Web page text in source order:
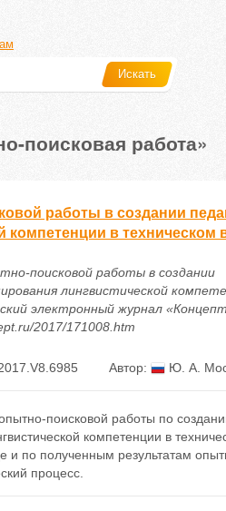
Искать
поисковая работа»
работы в создании
в техническом
поисковой работы в создании
лингвистической
электронный журнал
2017/171008.htm
Автор: Ю. А.
поисковой работы по
компетенции в
и по полученным результатам
процесс.